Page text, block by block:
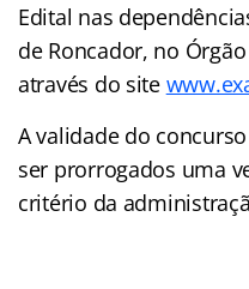
Edital nas
de Roncador, no
através do site
A validade do
ser prorrogados uma
critério da